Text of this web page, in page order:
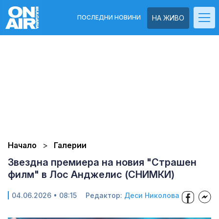
НА ЖИВО
ПОСЛЕДНИ НОВИНИ
Начало Галерии
Звездна премиера на новия "Страшен
филм" в Лос Анджелис (СНИМКИ)
04.06.2026 • 08:15 Редактор: Деси Николова